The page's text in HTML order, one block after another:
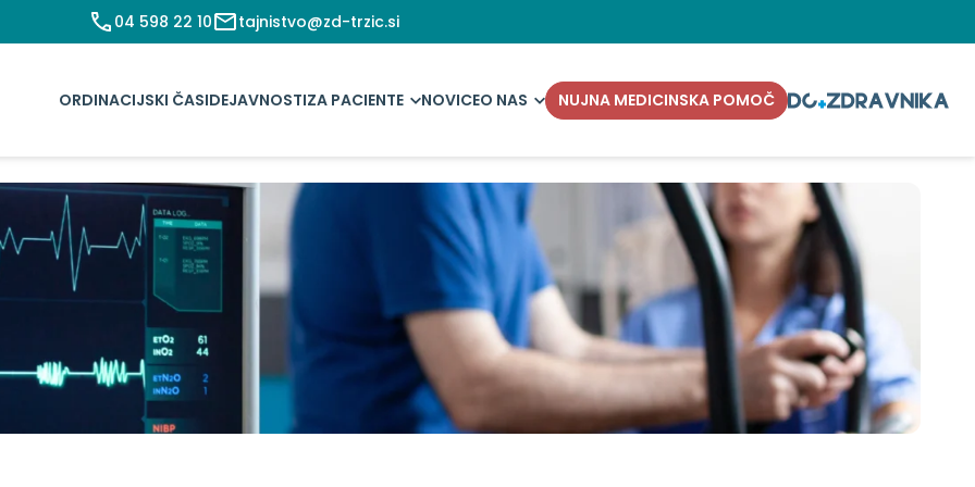
04 598 22 10 tajnistvo@zd-trzic.si
ORDINACIJSKI ČASIDEJAVNOSTIZA PACIENTE NOVICEO NAS NUJNA MEDICINSKA POMOČ